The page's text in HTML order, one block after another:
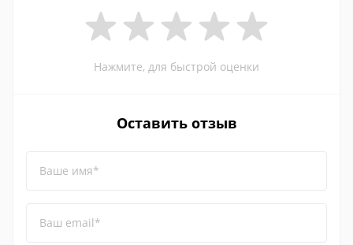
Нажмите, для быстрой оценки
Оставить отзыв
Ваше имя*
Ваш email*